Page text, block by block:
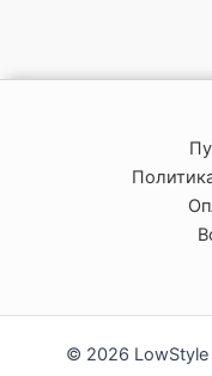
© 2026